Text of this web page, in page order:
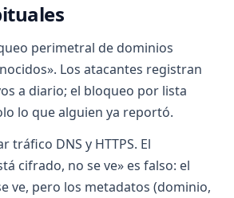
perimetral de dominios
Los atacantes registran
a diario; el bloqueo por lista
lo que alguien ya reportó.
tráfico DNS y HTTPS. El
cifrado, no se ve» es falso: el
ve, pero los metadatos (dominio,